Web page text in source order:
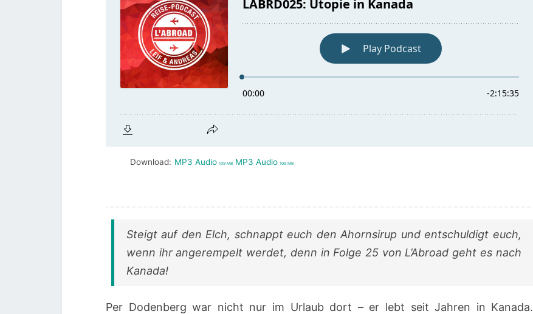
Download: MP3 Audio 109 MB MP3 Audio 109 MB
Steigt auf den Elch, schnappt euch den Ahornsirup und entschuldigt euch,
wenn ihr angerempelt werdet, denn in Folge 25 von L’Abroad geht es nach
Kanada!
Per Dodenberg war nicht nur im Urlaub dort – er lebt seit Jahren in Kanada.